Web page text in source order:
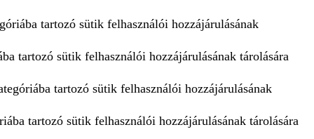
tartozó sütik felhasználói hozzájárulásának
tartozó sütik felhasználói hozzájárulásának tárolására
tartozó sütik felhasználói hozzájárulásának
tartozó sütik felhasználói hozzájárulásának tárolására